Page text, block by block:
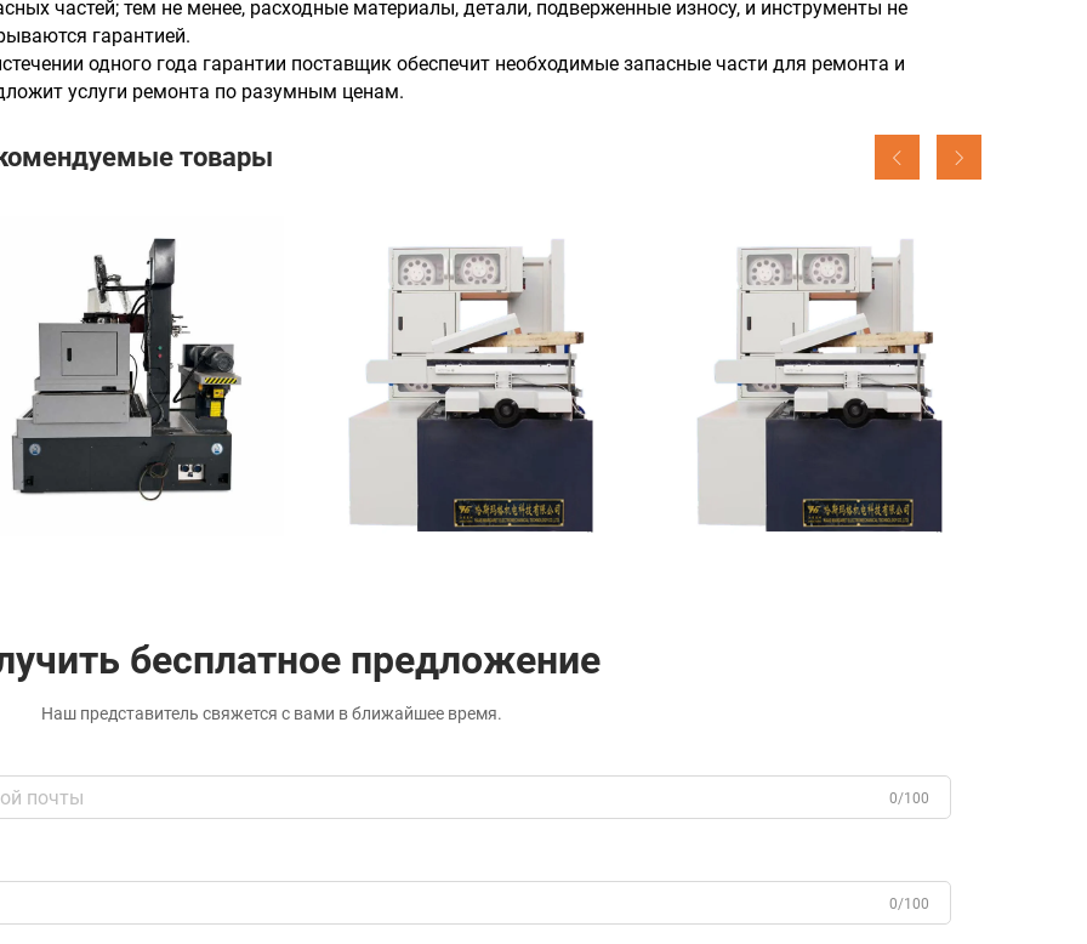
частей; тем не менее, расходные материалы, детали, подверженные износу, и инструменты не
гарантией.
одного года гарантии поставщик обеспечит необходимые запасные части для ремонта и
услуги ремонта по разумным ценам.
товары
бесплатное предложение
Наш представитель свяжется с вами в ближайшее время.
0/100
0/100